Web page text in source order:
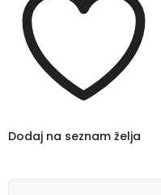
Dodaj na seznam želja